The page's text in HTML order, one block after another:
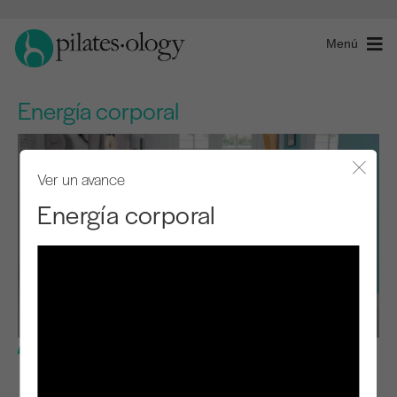
Menú
Energía corporal
Ver un avance
Energía corporal